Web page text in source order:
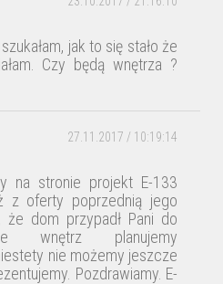
jak to się stało że
Czy będą wnętrza ?
27.11.2017 / 10:19:14
na stronie projekt E-133
z oferty poprzednią jego
że dom przypadł Pani do
wnętrz planujemy
nie możemy jeszcze
Pozdrawiamy. E-